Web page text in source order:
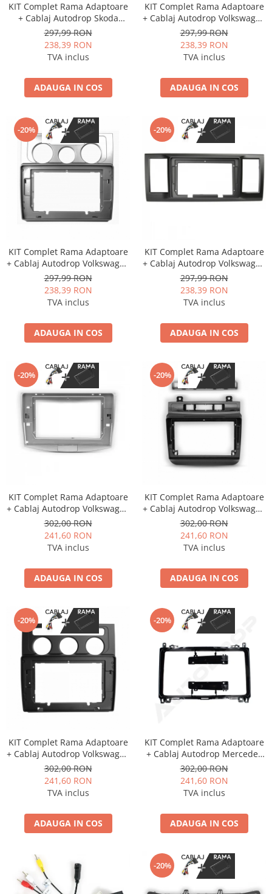
KIT Complet Rama Adaptoare
+ Cablaj Autodrop Skoda
Superb (2009-2013) pentru
Navigatie Multimedia Android
10.1 inch
297,99 RON
238,39 RON
TVA inclus
ADAUGA IN COS
KIT Complet Rama Adaptoare
+ Cablaj Autodrop Volkswagen
Touareg (2002-2010) pentru
Navigatie Multimedia Android
9 inch
297,99 RON
238,39 RON
TVA inclus
ADAUGA IN COS
-20%
KIT Complet Rama Adaptoare
+ Cablaj Autodrop Volkswagen
Touran (2006-2008) pentru
Navigatie Multimedia Android
10.1 inch
297,99 RON
238,39 RON
TVA inclus
ADAUGA IN COS
-20%
KIT Complet Rama Adaptoare
+ Cablaj Autodrop Volkswagen
Caravelle / Multivan T6 (2015-
2019) pentru Navigatie
Multimedia Android 10.1 inch
297,99 RON
238,39 RON
TVA inclus
ADAUGA IN COS
-20%
KIT Complet Rama Adaptoare
+ Cablaj Autodrop Volkswagen
Passat B6/B7/CC (2011-2015)
pentru Navigatie Multimedia
Android 10.1 inch
302,00 RON
241,60 RON
TVA inclus
ADAUGA IN COS
-20%
KIT Complet Rama Adaptoare
+ Cablaj Autodrop Volkswagen
Touareg (2011-2017) pentru
Navigatie Multimedia Android
9 inch
302,00 RON
241,60 RON
TVA inclus
ADAUGA IN COS
-20%
KIT Complet Rama Adaptoare
+ Cablaj Autodrop Volkswagen
Touran (2004-2008) pentru
Navigatie Multimedia Android
10.1 inch
302,00 RON
241,60 RON
TVA inclus
ADAUGA IN COS
-20%
KIT Complet Rama Adaptoare
+ Cablaj Autodrop Mercedes
Benz Sprinter, Viano, Vito, A/B
Class, Crafter pentru
Navigatie Multimedia Android
302,00 RON
241,60 RON
TVA inclus
ADAUGA IN COS
-20%